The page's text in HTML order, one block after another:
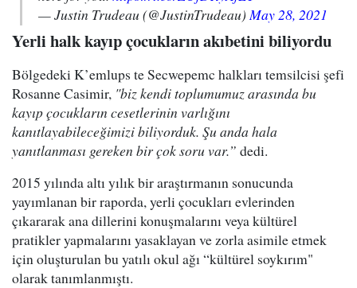
— Justin Trudeau (@JustinTrudeau)May 28, 2021
Yerli halk kayıp çocukların akıbetini biliyordu
Bölgedeki K’emlups te Secwepemc halkları temsilcisi şefi
Rosanne Casimir, "biz kendi toplumumuz arasında bu
kayıp çocukların cesetlerinin varlığını
kanıtlayabileceğimizi biliyorduk. Şu anda hala
yanıtlanması gereken bir çok soru var.” dedi.
2015 yılında altı yılık bir araştırmanın sonucunda
yayımlanan bir raporda, yerli çocukları evlerinden
çıkararak ana dillerini konuşmalarını veya kültürel
pratikler yapmalarını yasaklayan ve zorla asimile etmek
için oluşturulan bu yatılı okul ağı “kültürel soykırım"
olarak tanımlanmıştı.